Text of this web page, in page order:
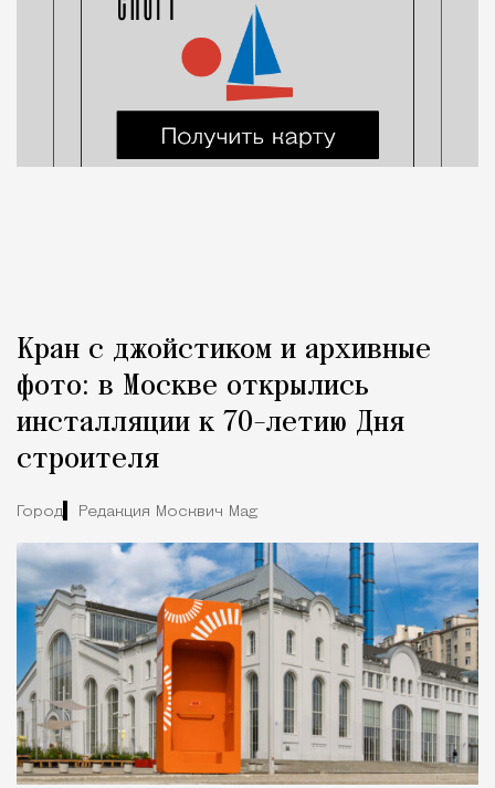
Кран с джойстиком и архивные
фото: в Москве открылись
инсталляции к 70-летию Дня
строителя
Город Редакция Москвич Mag